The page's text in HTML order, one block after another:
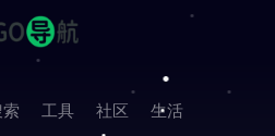
工具 社区 生活